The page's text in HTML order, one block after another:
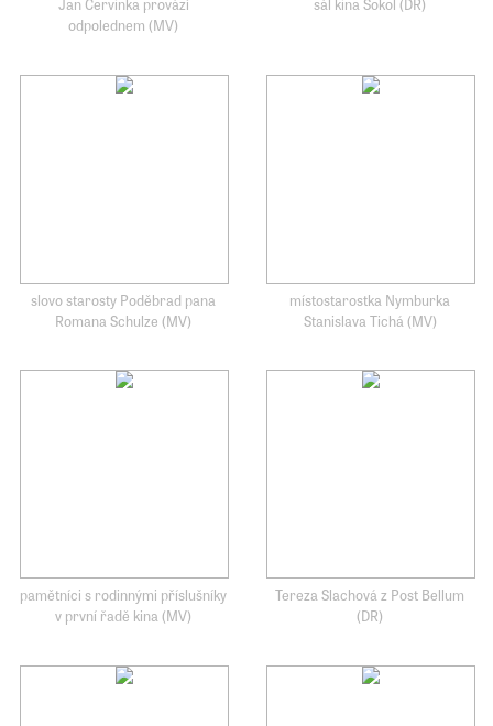
odpolednem (MV)
slovo starosty Poděbrad pana
Romana Schulze (MV)
místostarostka Nymburka
Stanislava Tichá (MV)
pamětníci s rodinnými příslušníky
v první řadě kina (MV)
Tereza Slachová z Post Bellum
(DR)